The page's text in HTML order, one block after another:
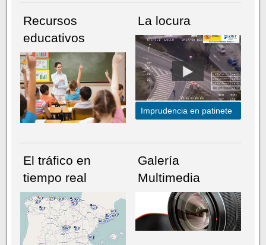
Recursos
educativos
La locura
Imprudencia en patinete
El tráfico en
tiempo real
Galería
Multimedia